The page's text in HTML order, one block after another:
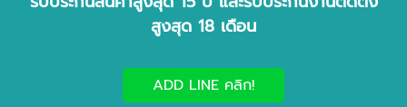
สูงสุด 18 เดือน
ADD LINE คลิก!